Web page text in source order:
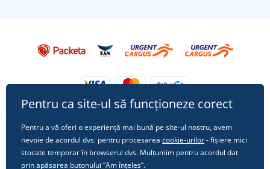
Urmărește-ne pe rețelele sociale
Pentru ca site-ul să funcționeze corect
Pentru a vă oferi o experiență mai bună pe site-ul nostru, avem
nevoie de acordul dvs. pentru procesarea cookie-urilor- fișiere mici
stocate temporar în browserul dvs. Mulțumim pentru acordul dat
prin apăsarea butonului “Am înțeles”.